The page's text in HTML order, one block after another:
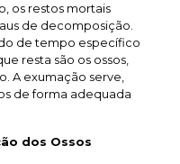
os restos mortais
de decomposição.
de tempo específico
resta são os ossos,
A exumação serve,
de forma adequada
dos Ossos